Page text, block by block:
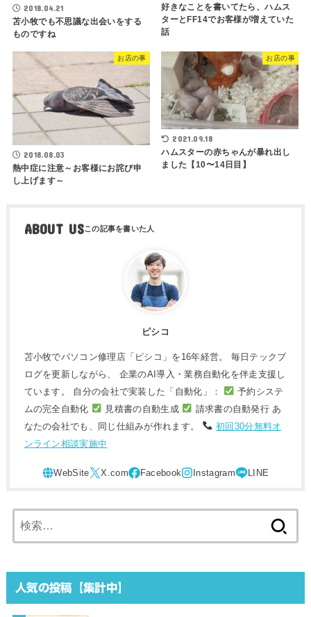
2018.04.21
苫小牧でも不思議な出会いをする
ものですね
好きなことを書いてたら、ハムス
ターとFF14でお客様が増えていた
話
お店の事
2018.08.03
熱中症に注意～お客様にお詫び申
し上げます～
お店の事
2021.09.18
ハムスターの赤ちゃんが暴れ出し
ました【10〜14日目】
ABOUT US
ピシコ
苫小牧でパソコン修理店「ピシコ」を16年経営。 毎日テックブ
ログを更新しながら、 企業のAI導入・業務自動化を伴走支援し
ています。 自分の会社で実装した「自動化」：
予約システ
ムの完全自動化
見積書の自動生成
請求書の自動発行 あ
なたの会社でも、同じ仕組みが作れます。
初回30分無料オ
ンライン相談実施中
索:
人気の投稿【集計中】